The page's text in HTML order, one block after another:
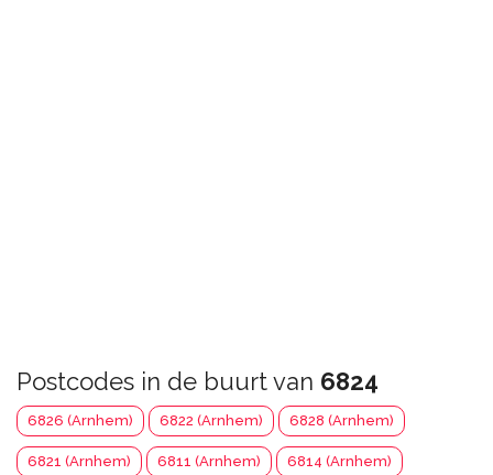
Postcodes in de buurt van 6824
6826 (Arnhem) 6822 (Arnhem) 6828 (Arnhem)
6821 (Arnhem) 6811 (Arnhem) 6814 (Arnhem)